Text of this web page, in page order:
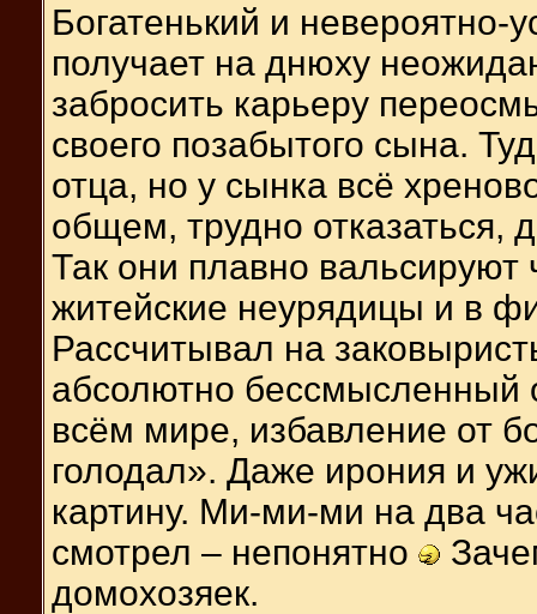
Богатенький и
получает на днюху
забросить карьеру
своего позабытого сына.
отца, но у сынка всё
общем, трудно отказаться,
Так они плавно вальсируют
житейские неурядицы и в
Рассчитывал на
абсолютно бессмысленный
всём мире, избавление от
голодал». Даже ирония и
картину. Ми-ми-ми на два
смотрел – непонятно
домохозяек.